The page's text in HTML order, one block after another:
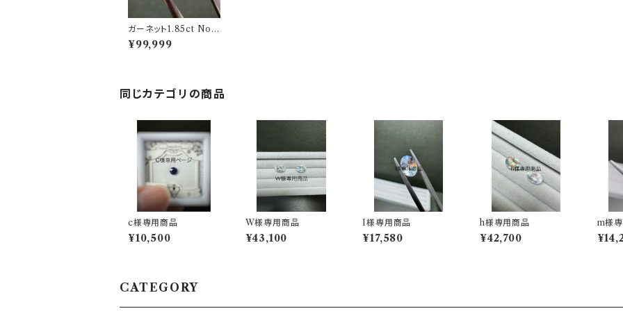
ガーネット1.85ct No.1
00517
¥99,999
同じカテゴリの商品
c様専用商品
¥10,500
W様専用商品
¥43,100
I様専用商品
¥17,580
h様専用商品
¥42,700
m様
CATEGORY